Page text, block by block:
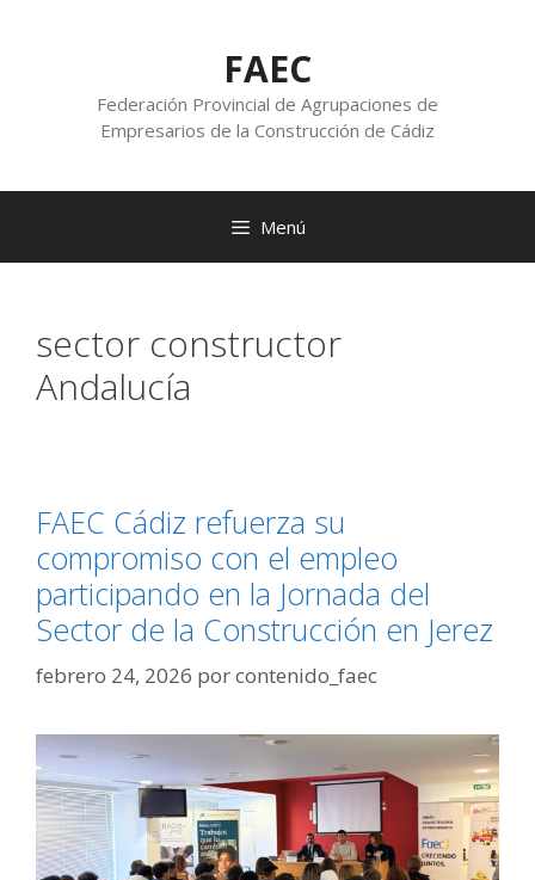
FAEC
Federación Provincial de Agrupaciones de
Empresarios de la Construcción de Cádiz
Menú
sector constructor
Andalucía
FAEC Cádiz refuerza su
compromiso con el empleo
participando en la Jornada del
Sector de la Construcción en Jerez
febrero 24, 2026 porcontenido_faec